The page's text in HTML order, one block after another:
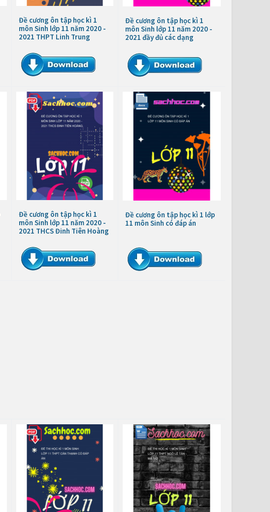
Đề cương ôn tập học kì 1
môn Sinh lớp 11 năm 2020 -
2021 THPT Linh Trung
Đề cương ôn tập học kì 1
môn Sinh lớp 11 năm 2020 -
2021 đầy đủ các dạng
Đề cương ôn tập học kì 1
môn Sinh lớp 11 năm 2020 -
2021 THCS Đinh Tiên Hoàng
Đề cương ôn tập học kì 1 lớp
11 môn Sinh có đáp án